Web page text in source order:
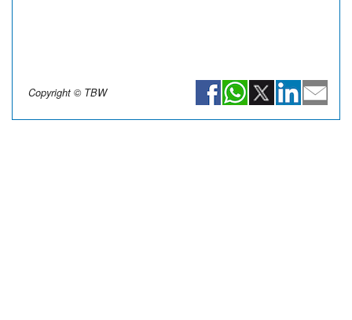
Copyright © TBW